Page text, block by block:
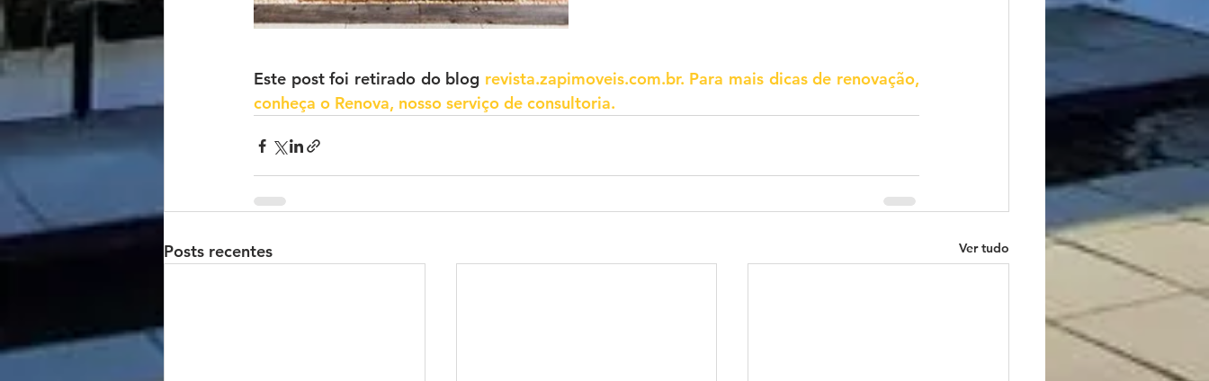
Este post foi retirado do blog revista.zapimoveis.com.br. Para mais dicas de renovação,
conheça o Renova, nosso serviço de consultoria.
Posts recentes Ver tudo